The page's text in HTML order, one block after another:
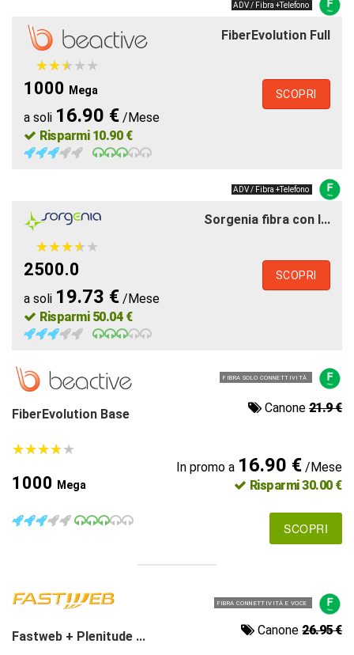
ADV / Fibra +Telefono
FiberEvolution Full
★★★★★
★★★★★
1000 Mega
a soli 16.90 € /Mese
Risparmi 10.90 €
SCOPRI
ADV / Fibra +Telefono
Sorgenia fibra con l...
★★★★★
★★★★★
2500.0
a soli 19.73 € /Mese
Risparmi 50.04 €
SCOPRI
FIBRA SOLO CONNETTIVITÀ
FiberEvolution Base Canone 21.9 €
★★★★★
★★★★★
1000 Mega
In promo a 16.90 €/Mese
Risparmi 30.00 €
SCOPRI
FIBRA CONNETTIVITÀ E VOCE
Fastweb + Plenitude ... Canone26.95 €